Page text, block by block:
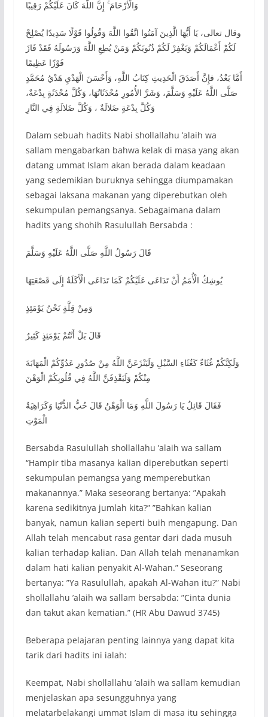
وَالْأَرْحَامَ ۚ إِنَّ اللَّهَ كَانَ عَلَيْكُمْ رَقِيبًا
وقال تعالى، يَا أَيُّهَا الَّذِينَ آمَنُوا اتَّقُوا اللَّهَ وَقُولُوا قَوْلًا سَدِيدًا يُصْلِحْ
لَكُمْ أَعْمَالَكُمْ وَيَغْفِرْ لَكُمْ ذُنُوبَكُمْ وَمَنْ يُطِعِ اللَّهَ وَرَسُولَهُ فَقَدْ فَازَ
فَوْزًا عَظِيمًا
أَمَّا بَعْدُ، فإِنَّ أَصَدَقَ الْحَدِيثِ كِتَابُ اللَّهِ، وَأَحْسَنَ الْهَدْيِ هَدْيُ مُحَمَّدٍ
صَلَّى اللَّهُ عَلَيْهِ وَسَلَّمَ، وَشَرَّ الأُمُورِ مُحْدَثَاتُهَا، وَكُلَّ مُحْدَثَةٍ بِدْعَةٌ،
وَكُلَّ بِدْعَةٍ ضَلالَةٌ ، وَكُلَّ ضَلالَةٍ فِي النَّارِ
Dalam sebuah hadits Nabi shollallahu ’alaih wa
sallam mengabarkan bahwa kelak di masa yang akan
datang ummat Islam akan berada dalam keadaan
yang sedemikian buruknya sehingga diumpamakan
sebagai laksana makanan yang diperebutkan oleh
sekumpulan pemangsanya. Sebagaimana dalam
hadits yang shohih Rasulullah Bersabda :
قَالَ رَسُولُ اللَّهِ صَلَّى اللَّهُ عَلَيْهِ وَسَلَّمَ
يُوشِكُ الْأُمَمُ أَنْ تَدَاعَى عَلَيْكُمْ كَمَا تَدَاعَى الْأَكَلَةُ إِلَى قَصْعَتِهَا
وَمِنْ قِلَّةٍ نَحْنُ يَوْمَئِذٍ
قَالَ بَلْ أَنْتُمْ يَوْمَئِذٍ كَثِيرٌ
وَلَكِنَّكُمْ غُثَاءٌ كَغُثَاءِ السَّيْلِ وَلَيَنْزَعَنَّ اللَّهُ مِنْ صُدُورِ عَدُوِّكُمْ الْمَهَابَةَ
مِنْكُمْ وَلَيَقْذِفَنَّ اللَّهُ فِي قُلُوبِكُمْ الْوَهْنَ
فَقَالَ قَائِلٌ يَا رَسُولَ اللَّهِ وَمَا الْوَهْنُ قَالَ حُبُّ الدُّنْيَا وَكَرَاهِيَةُ
الْمَوْتِ
Bersabda Rasulullah shollallahu ’alaih wa sallam
“Hampir tiba masanya kalian diperebutkan seperti
sekumpulan pemangsa yang memperebutkan
makanannya.” Maka seseorang bertanya: ”Apakah
karena sedikitnya jumlah kita?” ”Bahkan kalian
banyak, namun kalian seperti buih mengapung. Dan
Allah telah mencabut rasa gentar dari dada musuh
kalian terhadap kalian. Dan Allah telah menanamkan
dalam hati kalian penyakit Al-Wahan.” Seseorang
bertanya: ”Ya Rasulullah, apakah Al-Wahan itu?” Nabi
shollallahu ’alaih wa sallam bersabda: ”Cinta dunia
dan takut akan kematian.” (HR Abu Dawud 3745)
Beberapa pelajaran penting lainnya yang dapat kita
tarik dari hadits ini ialah:
Keempat, Nabi shollallahu ’alaih wa sallam kemudian
menjelaskan apa sesungguhnya yang
melatarbelakangi ummat Islam di masa itu sehingga